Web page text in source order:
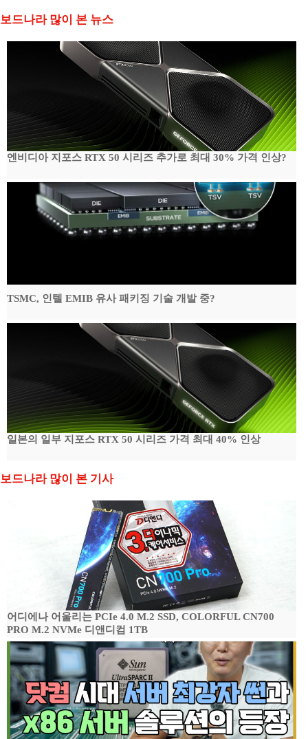
보드나라 많이 본 뉴스
엔비디아 지포스 RTX 50 시리즈 추가로 최대 30% 가격 인상?
TSMC, 인텔 EMIB 유사 패키징 기술 개발 중?
일본의 일부 지포스 RTX 50 시리즈 가격 최대 40% 인상
보드나라 많이 본 기사
어디에나 어울리는 PCIe 4.0 M.2 SSD, COLORFUL CN700
PRO M.2 NVMe 디앤디컴 1TB